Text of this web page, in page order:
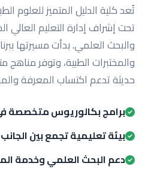
تُعد كلية الدليل المتميز للعلوم
تحت إشراف إدارة التعليم العالي
والبحث العلمي. بدأت مسيرتها
والمختبرات الطبية، وتوفر
حديثة تدعم اكتساب المعرفة
برامج بكالوريوس متخصصة في
بيئة تعليمية تجمع بين
دعم البحث العلمي وخدمة